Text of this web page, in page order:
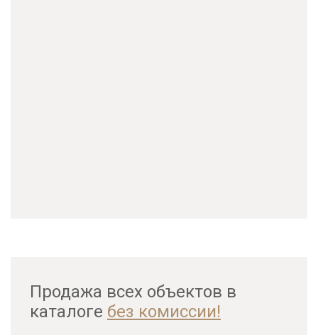
Продажа всех объектов в
каталоге без комиссии!